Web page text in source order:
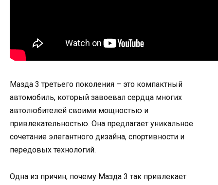
Мазда 3 третьего поколения – это компактный
автомобиль, который завоевал сердца многих
автолюбителей своими мощностью и
привлекательностью. Она предлагает уникальное
сочетание элегантного дизайна, спортивности и
передовых технологий.
Одна из причин, почему Мазда 3 так привлекает